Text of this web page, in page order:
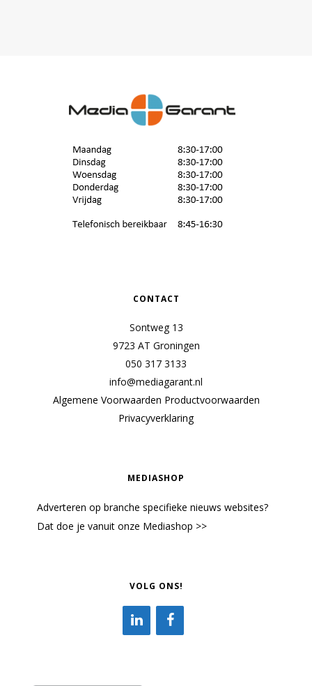
CONTACT
Sontweg 13
9723 AT Groningen
050 317 3133
info@mediagarant.nl
Algemene Voorwaarden Productvoorwaarden
Privacyverklaring
MEDIASHOP
Adverteren op branche specifieke nieuws websites?
Dat doe je vanuit onze Mediashop >>
VOLG ONS!